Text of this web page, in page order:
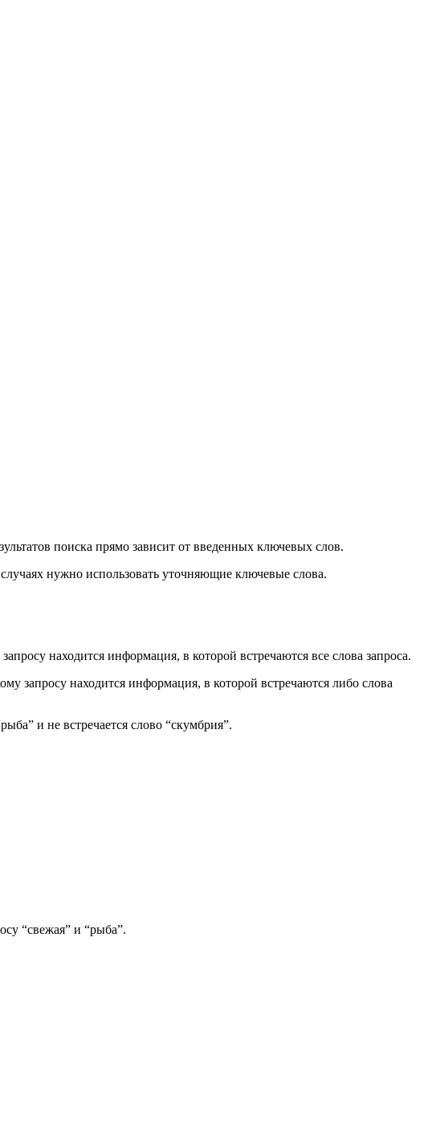
поиска прямо зависит от введенных ключевых слов.
нужно использовать уточняющие ключевые слова.
находится информация, в которой встречаются все слова запроса.
запросу находится информация, в которой встречаются либо слова
и не встречается слово “скумбрия”.
“свежая” и “рыба”.